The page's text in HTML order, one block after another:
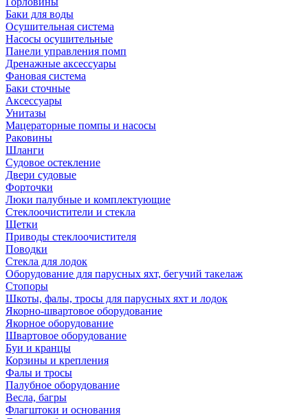
Баки для воды
Осушительная система
Насосы осушительные
Панели управления помп
Дренажные аксессуары
Фановая система
Баки сточные
Аксессуары
Унитазы
Мацераторные помпы и насосы
Раковины
Шланги
Судовое остекление
Двери судовые
Форточки
Люки палубные и комплектующие
Стеклоочистители и стекла
Щетки
Приводы стеклоочистителя
Поводки
Стекла для лодок
Оборудование для парусных яхт, бегучий такелаж
Стопоры
Шкоты, фалы, тросы для парусных яхт и лодок
Якорно-швартовое оборудование
Якорное оборудование
Швартовое оборудование
Буи и кранцы
Корзины и крепления
Фалы и тросы
Палубное оборудование
Весла, багры
Флагштоки и основания